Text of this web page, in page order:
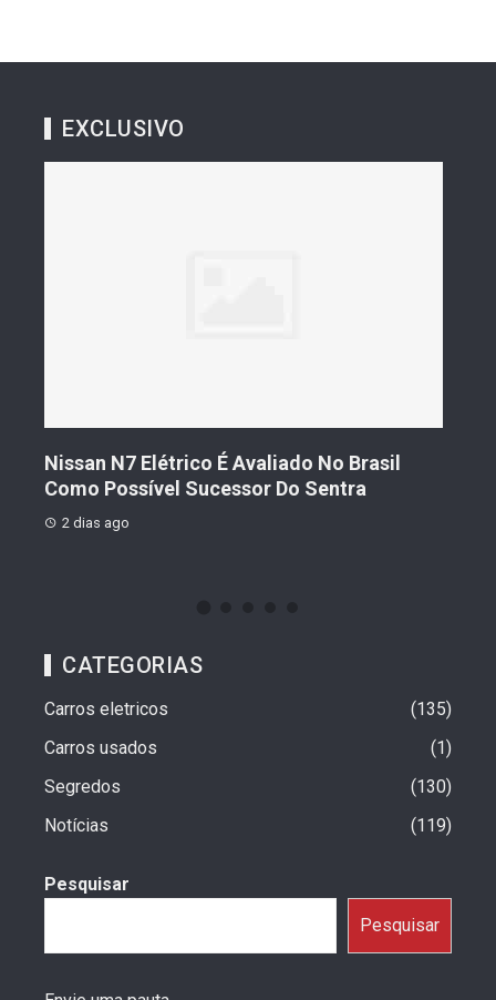
EXCLUSIVO
Nissan N7 Elétrico É Avaliado No Brasil
Como Possível Sucessor Do Sentra
2 dias ago
CATEGORIAS
Carros eletricos
135
Carros usados
1
Segredos
130
Notícias
119
Pesquisar
Pesquisar